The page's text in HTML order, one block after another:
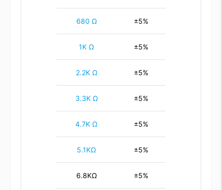
680 Ω ±5%
1K Ω ±5%
2.2K Ω ±5%
3.3K Ω ±5%
4.7K Ω ±5%
5.1KΩ ±5%
6.8KΩ ±5%